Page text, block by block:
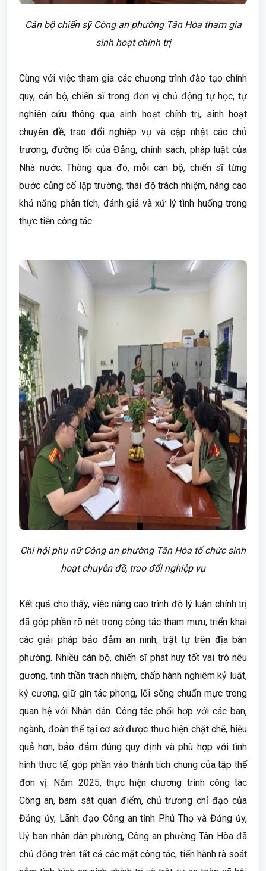
Cán bộ chiến sỹ Công an phường Tân Hòa tham gia
sinh hoạt chính trị
Cùng với việc tham gia các chương trình đào tạo chính
quy, cán bộ, chiến sĩ trong đơn vị chủ động tự học, tự
nghiên cứu thông qua sinh hoạt chính trị, sinh hoạt
chuyên đề, trao đổi nghiệp vụ và cập nhật các chủ
trương, đường lối của Đảng, chính sách, pháp luật của
Nhà nước. Thông qua đó, mỗi cán bộ, chiến sĩ từng
bước củng cố lập trường, thái độ trách nhiệm, nâng cao
khả năng phân tích, đánh giá và xử lý tình huống trong
thực tiễn công tác.
Chi hội phụ nữ Công an phường Tân Hòa tổ chức sinh
hoạt chuyên đề, trao đổi nghiệp vụ
Kết quả cho thấy, việc nâng cao trình độ lý luận chính trị
đã góp phần rõ nét trong công tác tham mưu, triển khai
các giải pháp bảo đảm an ninh, trật tự trên địa bàn
phường. Nhiều cán bộ, chiến sĩ phát huy tốt vai trò nêu
gương, tinh thần trách nhiệm, chấp hành nghiêm kỷ luật,
kỷ cương, giữ gìn tác phong, lối sống chuẩn mực trong
quan hệ với Nhân dân. Công tác phối hợp với các ban,
ngành, đoàn thể tại cơ sở được thực hiện chặt chẽ, hiệu
quả hơn, bảo đảm đúng quy định và phù hợp với tình
hình thực tế, góp phần vào thành tích chung của tập thể
đơn vị. Năm 2025, thực hiện chương trình công tác
Công an, bám sát quan điểm, chủ trương chỉ đạo của
Đảng ủy, Lãnh đạo Công an tỉnh Phú Thọ và Đảng ủy,
Uỷ ban nhân dân phường, Công an phường Tân Hòa đã
chủ động trên tất cả các mặt công tác, tiến hành rà soát